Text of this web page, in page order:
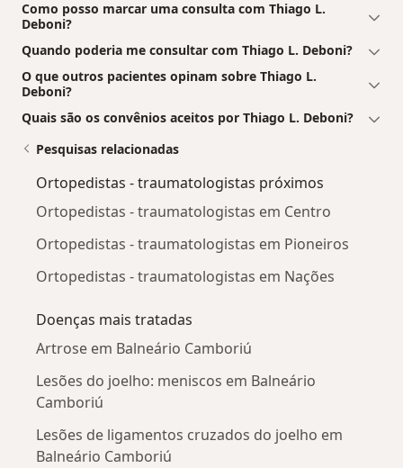
Como posso marcar uma consulta com Thiago L.
Deboni?
Quando poderia me consultar com Thiago L. Deboni?
O que outros pacientes opinam sobre Thiago L.
Deboni?
Quais são os convênios aceitos por Thiago L. Deboni?
Pesquisas relacionadas
Ortopedistas - traumatologistas próximos
Ortopedistas - traumatologistas em Centro
Ortopedistas - traumatologistas em Pioneiros
Ortopedistas - traumatologistas em Nações
Doenças mais tratadas
Artrose em Balneário Camboriú
Lesões do joelho: meniscos em Balneário
Camboriú
Lesões de ligamentos cruzados do joelho em
Balneário Camboriú